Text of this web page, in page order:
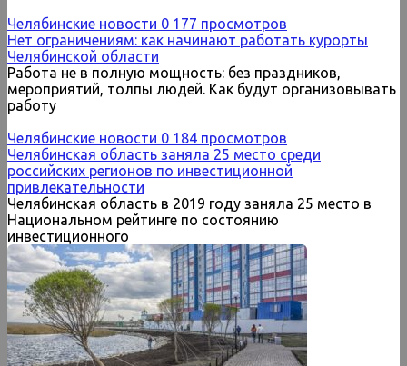
Челябинские новости 0 177 просмотров
Нет ограничениям: как начинают работать курорты
Челябинской области
Работа не в полную мощность: без праздников,
мероприятий, толпы людей. Как будут организовывать
работу
Челябинские новости 0 184 просмотров
Челябинская область заняла 25 место среди
российских регионов по инвестиционной
привлекательности
Челябинская область в 2019 году заняла 25 место в
Национальном рейтинге по состоянию
инвестиционного